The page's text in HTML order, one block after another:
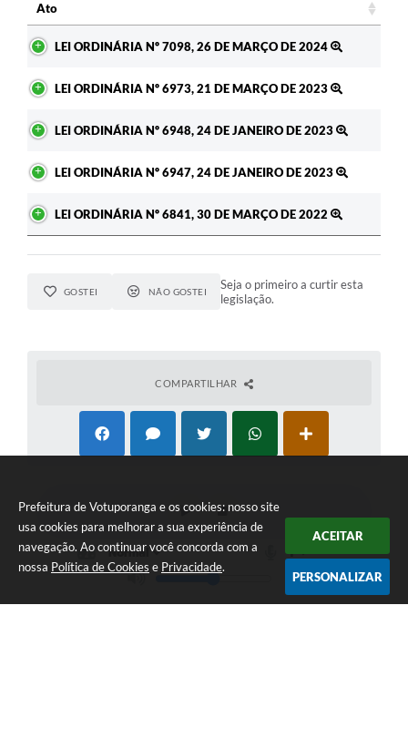
Prefeitura de Votuporanga e os cookies: nosso site
usa cookies para melhorar a sua experiência de
navegação. Ao continuar você concorda com a
nossa Política de Cookies e Privacidade.
ACEITAR
PERSONALIZAR
Ato
LEI ORDINÁRIA Nº 7098, 26 DE MARÇO DE 2024
LEI ORDINÁRIA Nº 6973, 21 DE MARÇO DE 2023
LEI ORDINÁRIA Nº 6948, 24 DE JANEIRO DE 2023
LEI ORDINÁRIA Nº 6947, 24 DE JANEIRO DE 2023
LEI ORDINÁRIA Nº 6841, 30 DE MARÇO DE 2022
GOSTEI NÃO GOSTEI
Seja o primeiro a curtir esta
legislação.
COMPARTILHAR